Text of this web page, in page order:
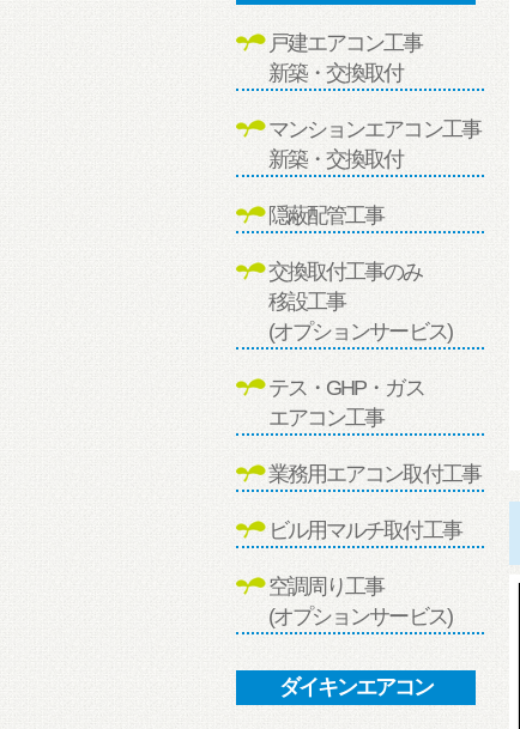
戸建エアコン工事
新築・交換取付
マンションエアコン工事
新築・交換取付
隠蔽配管工事
交換取付工事のみ
移設工事
(オプションサービス)
テス・GHP・ガス
エアコン工事
業務用エアコン取付工事
ビル用マルチ取付工事
空調周り工事
(オプションサービス)
ダイキンエアコン